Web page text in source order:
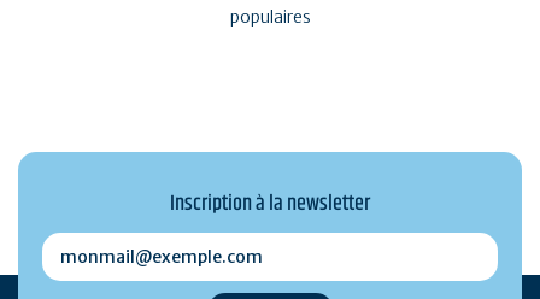
populaires
Inscription à la newsletter
monmail@exemple.com